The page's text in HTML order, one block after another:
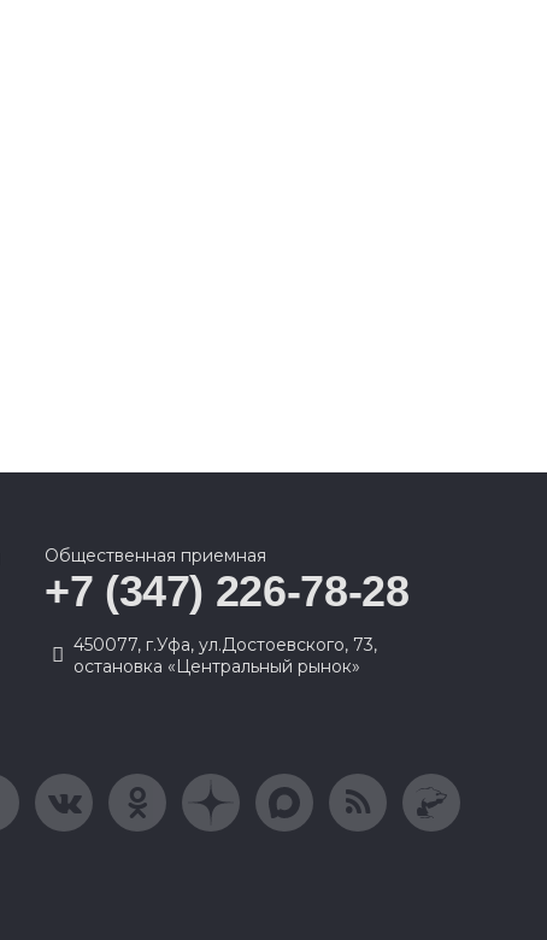
Общественная приемная
+7 (347) 226-78-28
450077, г.Уфа, ул.Достоевского, 73,
остановка «Центральный рынок»